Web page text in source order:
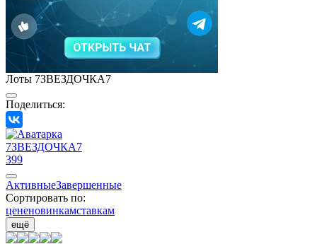
Лоты 7ЗВЕЗДОЧКА7
Поделиться:
7ЗВЕЗДОЧКА7
399
АктивныеЗавершенные
Сортировать по:
цененовинкамставкам
ещё